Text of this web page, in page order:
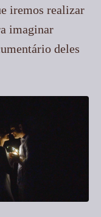
iremos realizar
imaginar
deles